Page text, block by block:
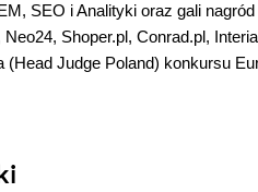
SEO i Analityki oraz gali
Shoper.pl, Conrad.pl,
(Head Judge Poland) konkursu